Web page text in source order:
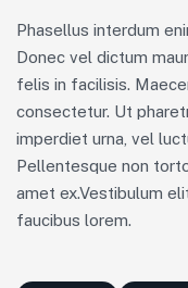
Phasellus interdum
Donec vel dictum
felis in facilisis.
consectetur. Ut
imperdiet urna, vel
Pellentesque non
amet ex.Vestibulum
faucibus lorem.